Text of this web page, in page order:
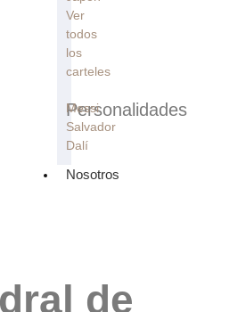
Ver
todos
los
carteles
Personalidades
Messi
Salvador
Dalí
Nosotros
de